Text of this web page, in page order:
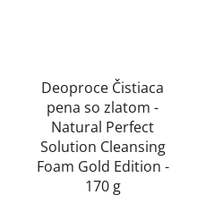
Deoproce Čistiaca
pena so zlatom -
Natural Perfect
Solution Cleansing
Foam Gold Edition -
170 g